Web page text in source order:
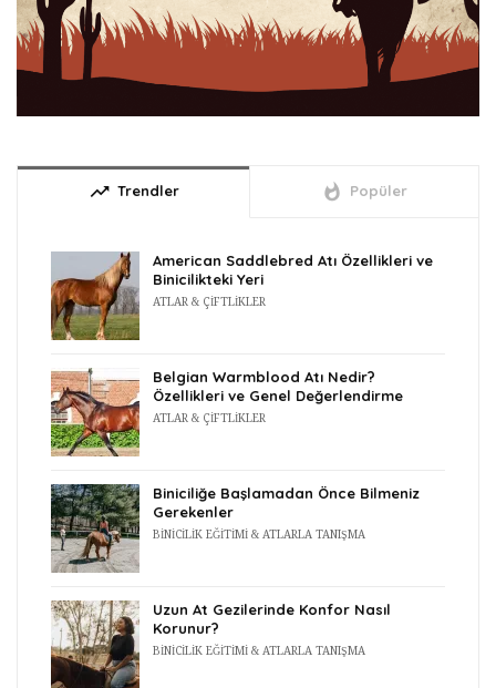
trending_up Trendler whatshot Popüler
American Saddlebred Atı Özellikleri ve
Binicilikteki Yeri
ATLAR & ÇIFTLIKLER
Belgian Warmblood Atı Nedir?
Özellikleri ve Genel Değerlendirme
ATLAR & ÇIFTLIKLER
Biniciliğe Başlamadan Önce Bilmeniz
Gerekenler
BINICILIK EĞITIMI & ATLARLA TANIŞMA
Uzun At Gezilerinde Konfor Nasıl
Korunur?
BINICILIK EĞITIMI & ATLARLA TANIŞMA